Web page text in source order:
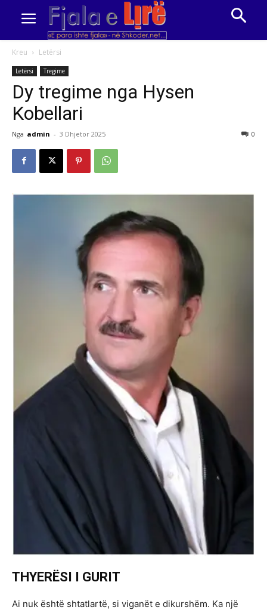
Kreu Letërsi
Letërsi Tregime
Dy tregime nga Hysen
Kobellari
Nga admin - 3 Dhjetor 2025 0
THYERËSI I GURIT
Ai nuk është shtatlartë, si viganët e dikurshëm. Ka një